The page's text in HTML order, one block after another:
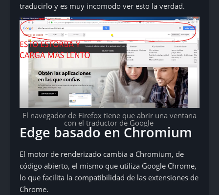
traducirlo y es muy incomodo ver esto la verdad.
El navegador de Firefox tiene que abrir una ventana
con el traductor de Google
Edge basado en Chromium
El motor de renderizado cambia a Chromium, de
código abierto, el mismo que utiliza Google Chrome,
lo que facilita la compatibilidad de las extensiones de
Chrome.